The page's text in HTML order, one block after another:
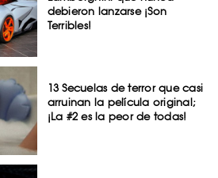
debieron lanzarse ¡Son
Terribles!
13 Secuelas de terror que casi
arruinan la película original;
¡La #2 es la peor de todas!